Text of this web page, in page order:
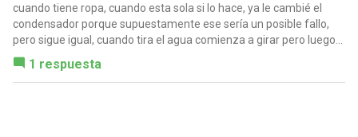
cuando tiene ropa, cuando esta sola si lo hace, ya le cambié el
condensador porque supuestamente ese sería un posible fallo,
pero sigue igual, cuando tira el agua comienza a girar pero luego...
1 respuesta